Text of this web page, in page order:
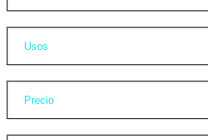
Usos
Precio